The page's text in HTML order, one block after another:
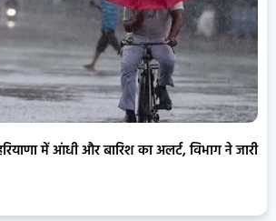
में आंधी और बारिश का अलर्ट, विभाग ने जारी